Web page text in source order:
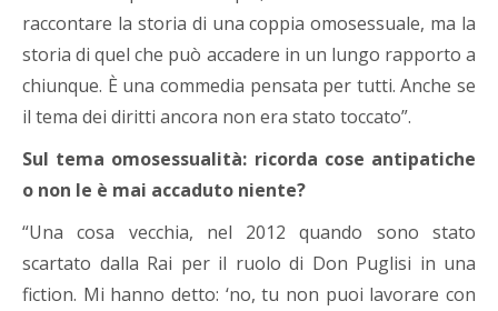
raccontare la storia di una coppia omosessuale, ma la
storia di quel che può accadere in un lungo rapporto a
chiunque. È una commedia pensata per tutti. Anche se
il tema dei diritti ancora non era stato toccato”.
Sul tema omosessualità: ricorda cose antipatiche
o non le è mai accaduto niente?
“Una cosa vecchia, nel 2012 quando sono stato
scartato dalla Rai per il ruolo di Don Puglisi in una
fiction. Mi hanno detto: ‘no, tu non puoi lavorare con